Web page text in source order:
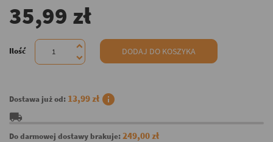
35,99 zł
Ilość DODAJ DO KOSZYKA
Dostawa już od: 13,99 zł info
local_shipping
Do darmowej dostawy brakuje:249,00 zł